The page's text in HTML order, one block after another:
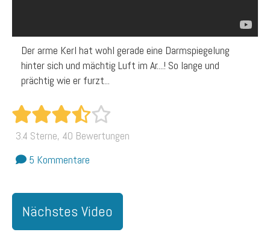
Der arme Kerl hat wohl gerade eine Darmspiegelung
hinter sich und mächtig Luft im Ar....! So lange und
prächtig wie er furzt...
3.4 Sterne, 40 Bewertungen
5 Kommentare
Nächstes Video